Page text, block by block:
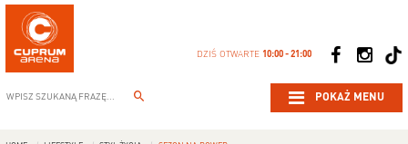
DZIŚ OTWARTE 10:00 - 21:00
POKAŻ MENU